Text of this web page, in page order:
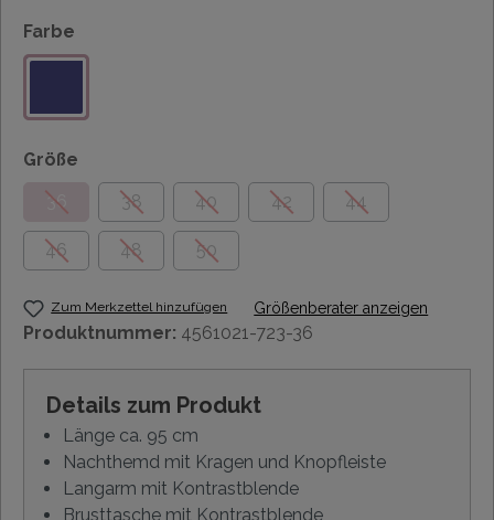
Farbe
Größe
36
38 40 42 44
46 48 50
Zum Merkzettel hinzufügen Größenberater anzeigen
Produktnummer: 4561021-723-36
Details zum Produkt
Länge ca. 95 cm
Nachthemd mit Kragen und Knopfleiste
Langarm mit Kontrastblende
Brusttasche mit Kontrastblende